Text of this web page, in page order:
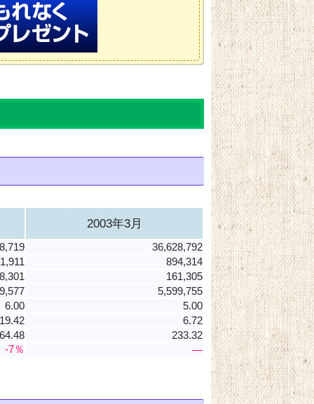
2003年3月
36,628,792
894,314
161,305
5,599,755
6.00
5.00
19.42
6.72
233.32
-7％
―